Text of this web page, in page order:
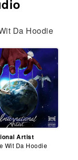
Da Hoodie
Artist
Wit Da Hoodie